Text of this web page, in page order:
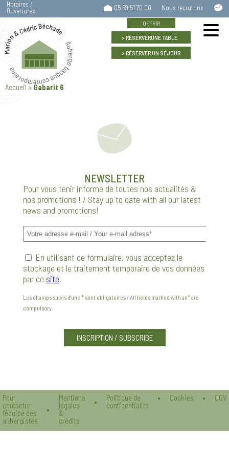
Horaires /
Ouvertures
05 59 51 70 00 Nous recrutons
OFFRIR
RÉSERVERUNE TABLE
RÉSERVERUN SÉJOUR
GABARIT 6
Accueil >Gabarit 6
NEWSLETTER
Pour vous tenir informé de toutes nos actualités &
nos promotions ! / Stay up to date with all our latest
news and promotions!
En utilisant ce formulaire, vous acceptez le
stockage et le traitement temporaire de vos données
par ce site.
Les champs suivis d'une * sont obligatoires / All fields marked with an* are
compulsory
Pour
contacter
l’équipe des
aubergistes
Mentions
légales
&
crédits
Politique de
confidentialité
Cookies CGV